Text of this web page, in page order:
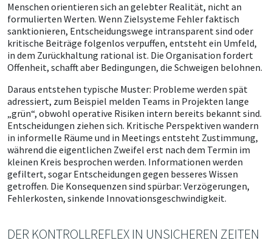
Menschen orientieren sich an gelebter Realität, nicht an
formulierten Werten. Wenn Zielsysteme Fehler faktisch
sanktionieren, Entscheidungswege intransparent sind oder
kritische Beiträge folgenlos verpuffen, entsteht ein Umfeld,
in dem Zurückhaltung rational ist. Die Organisation fordert
Offenheit, schafft aber Bedingungen, die Schweigen belohnen.
Daraus entstehen typische Muster: Probleme werden spät
adressiert, zum Beispiel melden Teams in Projekten lange
„grün“, obwohl operative Risiken intern bereits bekannt sind.
Entscheidungen ziehen sich. Kritische Perspektiven wandern
in informelle Räume und in Meetings entsteht Zustimmung,
während die eigentlichen Zweifel erst nach dem Termin im
kleinen Kreis besprochen werden. Informationen werden
gefiltert, sogar Entscheidungen gegen besseres Wissen
getroffen. Die Konsequenzen sind spürbar: Verzögerungen,
Fehlerkosten, sinkende Innovationsgeschwindigkeit.
DER KONTROLLREFLEX IN UNSICHEREN ZEITEN